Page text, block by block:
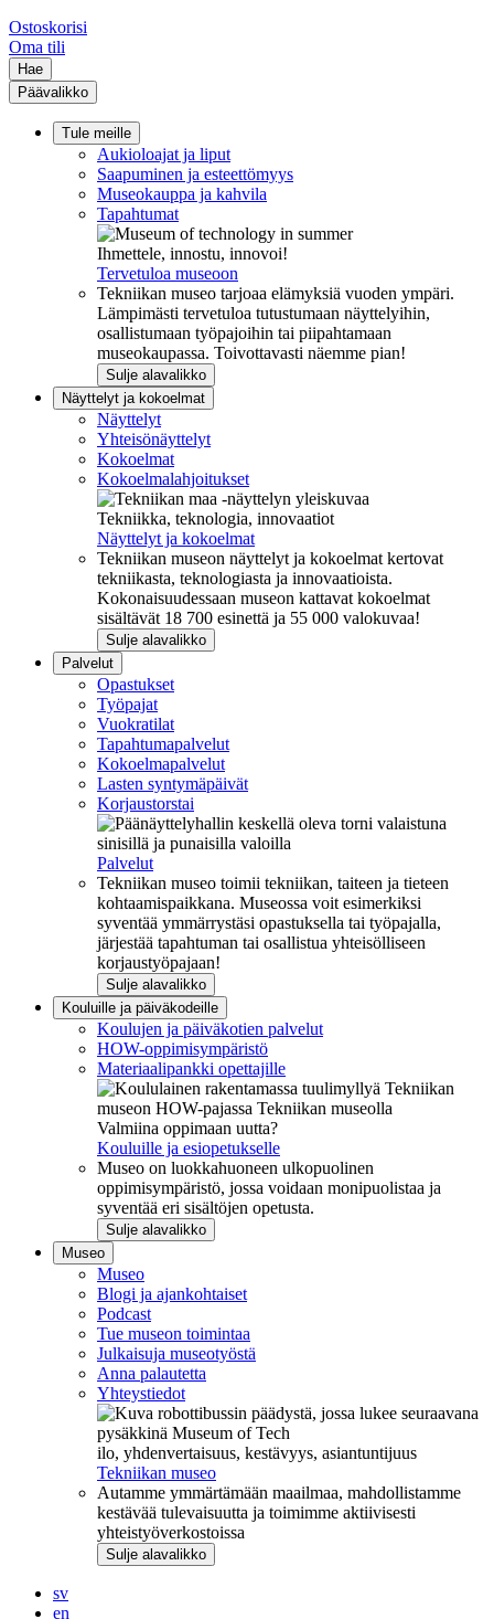
Ostoskorisi
Oma tili
Hae
Päävalikko
Tule meille
Aukioloajat ja liput
Saapuminen ja esteettömyys
Museokauppa ja kahvila
Tapahtumat
Ihmettele, innostu, innovoi!
Tervetuloa museoon
Tekniikan museo tarjoaa elämyksiä vuoden ympäri.
Lämpimästi tervetuloa tutustumaan näyttelyihin,
osallistumaan työpajoihin tai piipahtamaan
museokaupassa. Toivottavasti näemme pian!
Sulje alavalikko
Näyttelyt ja kokoelmat
Näyttelyt
Yhteisönäyttelyt
Kokoelmat
Kokoelmalahjoitukset
Tekniikka, teknologia, innovaatiot
Näyttelyt ja kokoelmat
Tekniikan museon näyttelyt ja kokoelmat kertovat
tekniikasta, teknologiasta ja innovaatioista.
Kokonaisuudessaan museon kattavat kokoelmat
sisältävät 18 700 esinettä ja 55 000 valokuvaa!
Sulje alavalikko
Palvelut
Opastukset
Työpajat
Vuokratilat
Tapahtumapalvelut
Kokoelmapalvelut
Lasten syntymäpäivät
Korjaustorstai
Palvelut
Tekniikan museo toimii tekniikan, taiteen ja tieteen
kohtaamispaikkana. Museossa voit esimerkiksi
syventää ymmärrystäsi opastuksella tai työpajalla,
järjestää tapahtuman tai osallistua yhteisölliseen
korjaustyöpajaan!
Sulje alavalikko
Kouluille ja päiväkodeille
Koulujen ja päiväkotien palvelut
HOW-oppimisympäristö
Materiaalipankki opettajille
Valmiina oppimaan uutta?
Kouluille ja esiopetukselle
Museo on luokkahuoneen ulkopuolinen
oppimisympäristö, jossa voidaan monipuolistaa ja
syventää eri sisältöjen opetusta.
Sulje alavalikko
Museo
Museo
Blogi ja ajankohtaiset
Podcast
Tue museon toimintaa
Julkaisuja museotyöstä
Anna palautetta
Yhteystiedot
ilo, yhdenvertaisuus, kestävyys, asiantuntijuus
Tekniikan museo
Autamme ymmärtämään maailmaa, mahdollistamme
kestävää tulevaisuutta ja toimimme aktiivisesti
yhteistyöverkostoissa
Sulje alavalikko
sv
en